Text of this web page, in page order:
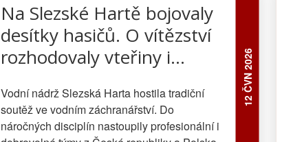
12 ČVN 2026
Na Slezské Hartě bojovaly
desítky hasičů. O vítězství
rozhodovaly vteřiny i
Vodní nádrž Slezská Harta hostila tradiční
soutěž ve vodním záchranářství. Do
náročných disciplín nastoupily profesionální i